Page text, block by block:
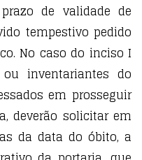
de validade de
tempestivo pedido
No caso do inciso I
inventariantes do
em prosseguir
deverão solicitar em
da data do óbito, a